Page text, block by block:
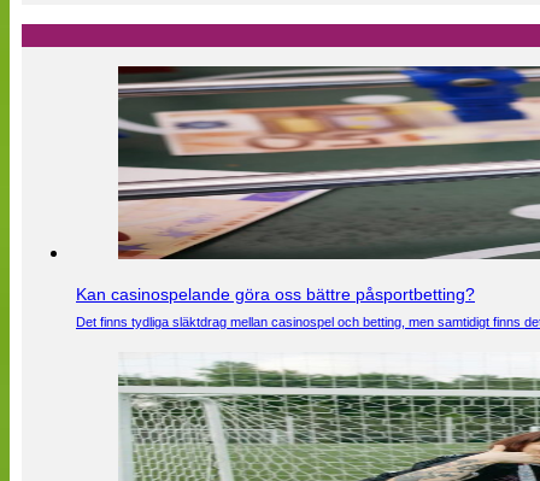
Kan casinospelande göra oss bättre påsportbetting?
Det finns tydliga släktdrag mellan casinospel och betting, men samtidigt finns